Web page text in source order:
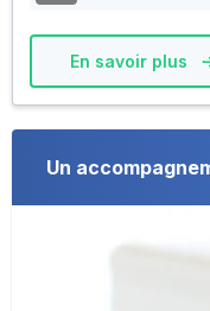
En savoir plus
Un